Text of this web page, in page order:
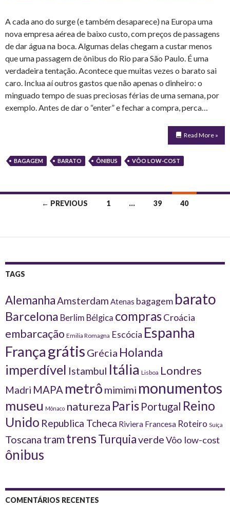
A cada ano do surge (e também desaparece) na Europa uma
nova empresa aérea de baixo custo, com preços de passagens
de dar água na boca. Algumas delas chegam a custar menos
que uma passagem de ônibus do Rio para São Paulo. É uma
verdadeira tentação. Acontece que muitas vezes o barato sai
caro. Inclua aí outros gastos que não apenas o dinheiro: o
minguado tempo de suas preciosas férias de uma semana, por
exemplo. Antes de dar o “enter” e fechar a compra, perca…
Read More »
BAGAGEM BARATO ÔNIBUS VÔO LOW-COST
← PREVIOUS 1 … 39 40
TAGS
AlemanhaAmsterdam Atenas bagagem barato
Barcelona Berlim Bélgica comprasCroácia
embarcação Emilia Romagna Escócia Espanha
Françagrátis Grécia Holanda
imperdível Istambul Itália Lisboa Londres
Madri MAPA metrô mimimi monumentos
museu Mônaco natureza Paris Portugal Reino
Unido Republica Tcheca Riviera Francesa Roteiro Suíça
Toscana tramtrensTurquiaverdeVôo low-cost
ônibus
COMENTÁRIOS RECENTES